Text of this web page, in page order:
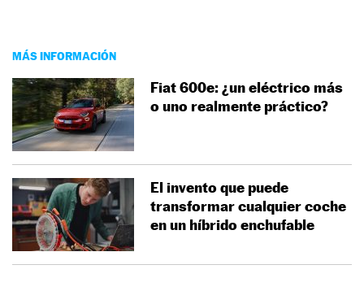
MÁS INFORMACIÓN
Fiat 600e: ¿un eléctrico más
o uno realmente práctico?
El invento que puede
transformar cualquier coche
en un híbrido enchufable